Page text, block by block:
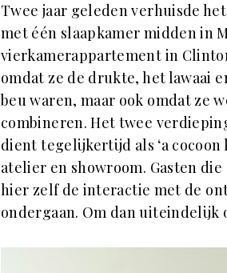
Twee jaar geleden verhuisde
met één slaapkamer midden in
vierkamerappartement in
omdat ze de drukte, het lawaai
beu waren, maar ook omdat ze
combineren. Het twee
dient tegelijkertijd als ‘a cocoon
atelier en showroom. Gasten
hier zelf de interactie met de
ondergaan. Om dan